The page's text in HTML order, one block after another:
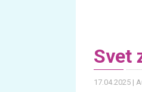
Svet
17.04.2025